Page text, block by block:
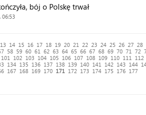
bój o Polskę trwał
06:53
13 14 15 16 17 18 19 20 21 22 23 24 25 26 27 28
58 59 60 61 62 63 64 65 66 67 68 69 70 71 72
101 102 103 104 105 106 107 108 109 110 111 112
134 135 136 137 138 139 140 141 142 143 144
167 168 169 170 171 172 173 174 175 176 177